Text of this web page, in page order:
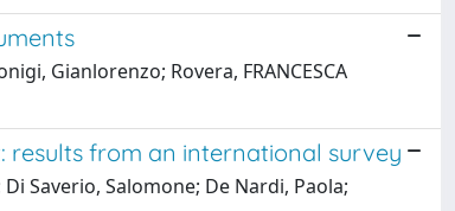
Gianlorenzo; Rovera, FRANCESCA
results from an international survey
Saverio, Salomone; De Nardi, Paola;